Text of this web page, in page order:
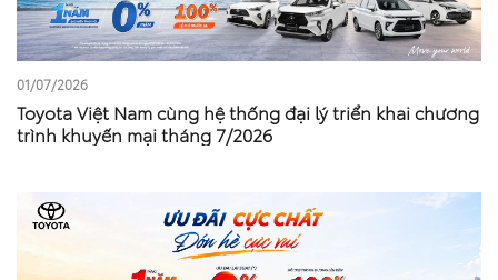
01/07/2026
Toyota Việt Nam cùng hệ thống đại lý triển khai chương
trình khuyến mại tháng 7/2026